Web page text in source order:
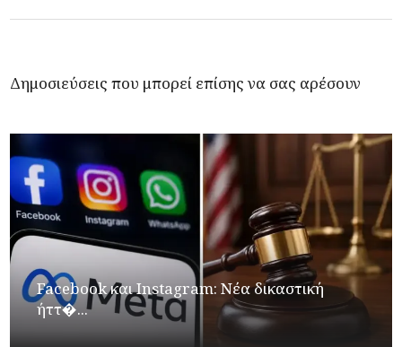
Δημοσιεύσεις που μπορεί επίσης να σας αρέσουν
Facebook και Instagram: Νέα δικαστική
ήττ�...